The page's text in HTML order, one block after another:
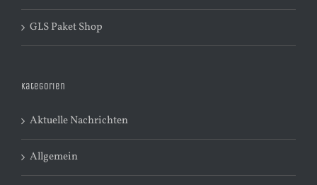
GLS Paket Shop
Kategorien
Aktuelle Nachrichten
Allgemein